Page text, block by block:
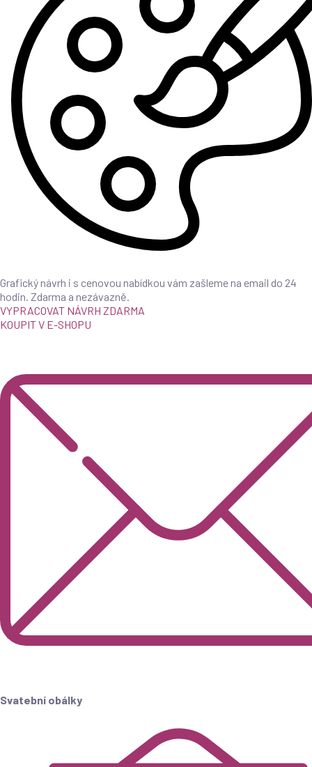
Grafický návrh i s cenovou nabídkou vám zašleme na email do 24
hodin. Zdarma a nezávazně.
VYPRACOVAT NÁVRH ZDARMA
KOUPIT V E-SHOPU
Svatební obálky